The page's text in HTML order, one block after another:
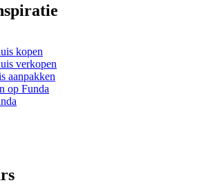
kopen
verkopen
aanpakken
op Funda